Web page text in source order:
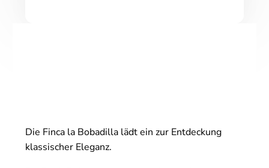
Die Finca la Bobadilla lädt ein zur Entdeckung
klassischer Eleganz.